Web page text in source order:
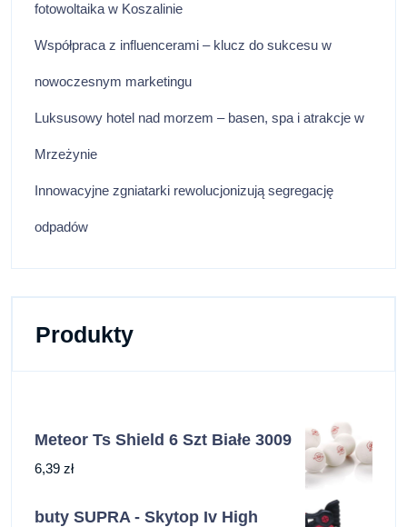
fotowoltaika w Koszalinie
Współpraca z influencerami – klucz do sukcesu w
nowoczesnym marketingu
Luksusowy hotel nad morzem – basen, spa i atrakcje w
Mrzeżynie
Innowacyjne zgniatarki rewolucjonizują segregację
odpadów
Produkty
Meteor Ts Shield 6 Szt Białe 3009
6,39 zł
buty SUPRA - Skytop Iv High